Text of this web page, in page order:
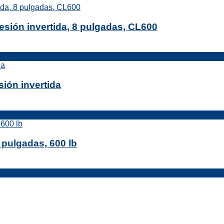
invertida, 8 pulgadas, CL600
invertida
600 lb